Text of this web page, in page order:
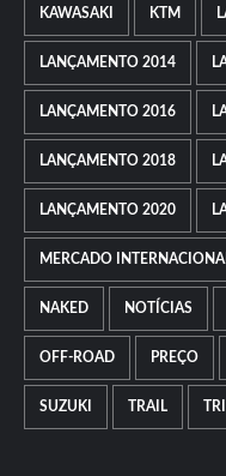
KAWASAKI KTM
LANÇAMENTO 2014
LANÇAMENTO 2016
LANÇAMENTO 2018
LANÇAMENTO 2020
MERCADO
NAKED NOTÍCIAS
OFF-ROAD PREÇO
SUZUKI TRAIL